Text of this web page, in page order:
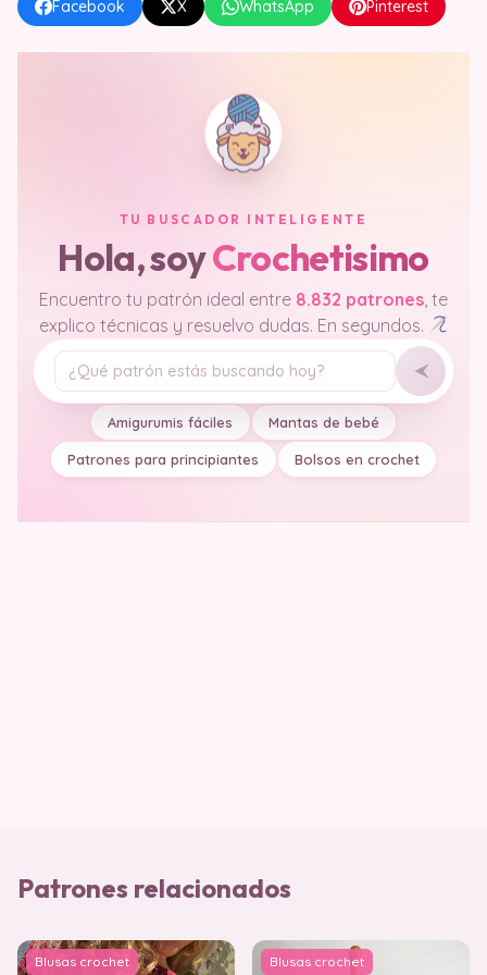
Facebook X WhatsApp Pinterest
TU BUSCADOR INTELIGENTE
Hola, soyCrochetisimo
Encuentro tu patrón ideal entre 8.832 patrones , te
explico técnicas y resuelvo dudas. En segundos.
Tu pregunta
Amigurumis fáciles Mantas de bebé
Patrones para principiantes Bolsos en crochet
Patrones relacionados
Blusas crochet Blusas crochet